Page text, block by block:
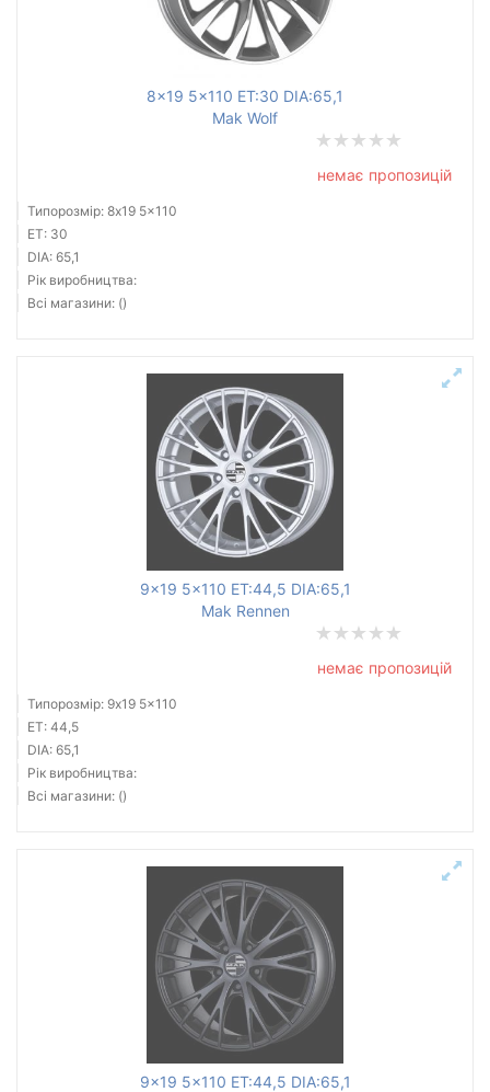
8x19 5x110 ET:30 DIA:65,1
Mak Wolf
немає пропозицій
Типорозмір: 8x19 5x110
ET: 30
DIA: 65,1
Рік виробництва:
Всі магазини: ()
9x19 5x110 ET:44,5 DIA:65,1
Mak Rennen
немає пропозицій
Типорозмір: 9x19 5x110
ET: 44,5
DIA: 65,1
Рік виробництва:
Всі магазини: ()
9x19 5x110 ET:44,5 DIA:65,1